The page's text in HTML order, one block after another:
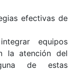
efectivas de
equipos
la atención del
de estas